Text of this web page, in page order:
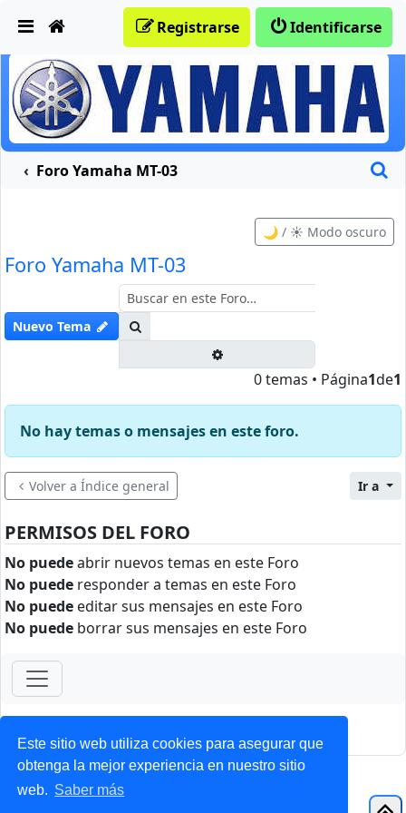
Este sitio web utiliza cookies para asegurar que
obtenga la mejor experiencia en nuestro sitio
web. Saber más
Identificarse
Registrarse
Foro Yamaha MT-03
🌙 / ☀️ Modo oscuro
Foro Yamaha MT-03
Nuevo Tema
0 temas • Página1de1
No hay temas o mensajes en este foro.
Volver a Índice general Ir a
PERMISOS DEL FORO
No puedeabrir nuevos temas en este Foro
No puede responder a temas en este Foro
No puede editar sus mensajes en este Foro
No puede borrar sus mensajes en este Foro
ForoClub 2025
Privacidad| Condiciones